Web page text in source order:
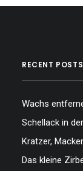
RECENT POSTS
Wachs
Schellack in
Kratzer,
Das kleine